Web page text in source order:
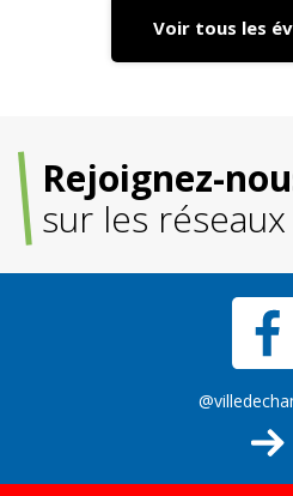
Voir tous les
Rejoignez-
sur les réseaux